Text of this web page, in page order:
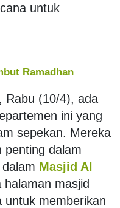
untuk
Ramadhan
, Rabu (10/4), ada
ini yang
sepekan. Mereka
penting dalam
Masjid Al
masjid
untuk memberikan